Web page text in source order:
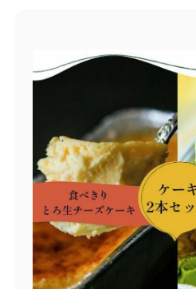
商品一覧
とろ生チーズケーキ
濃抹茶とろ生ガトーシ
ョコラ
とろ生シュー